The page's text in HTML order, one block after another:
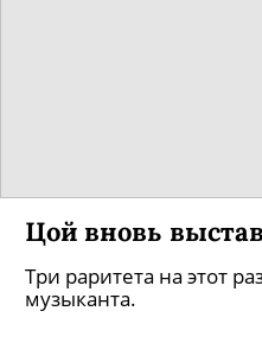
Цой вновь
Три раритета на этот
музыканта.